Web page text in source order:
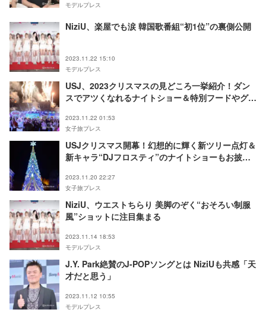
モデルプレス
NiziU、楽屋でも涙 韓国歌番組“初1位”の裏側公開
2023.11.22 15:10
モデルプレス
USJ、2023クリスマスの見どころ一挙紹介！ダン
スでアツくなれるナイトショー＆特別フードやグッ
2023.11.22 01:53
女子旅プレス
USJクリスマス開幕！幻想的に輝く新ツリー点灯＆
新キャラ“DJフロスティ”のナイトショーもお披露
2023.11.20 22:27
女子旅プレス
NiziU、ウエストちらり 美脚のぞく“おそろい制服
風”ショットに注目集まる
2023.11.14 18:53
モデルプレス
J.Y. Park絶賛のJ-POPソングとは NiziUも共感「天
才だと思う」
2023.11.12 10:55
モデルプレス